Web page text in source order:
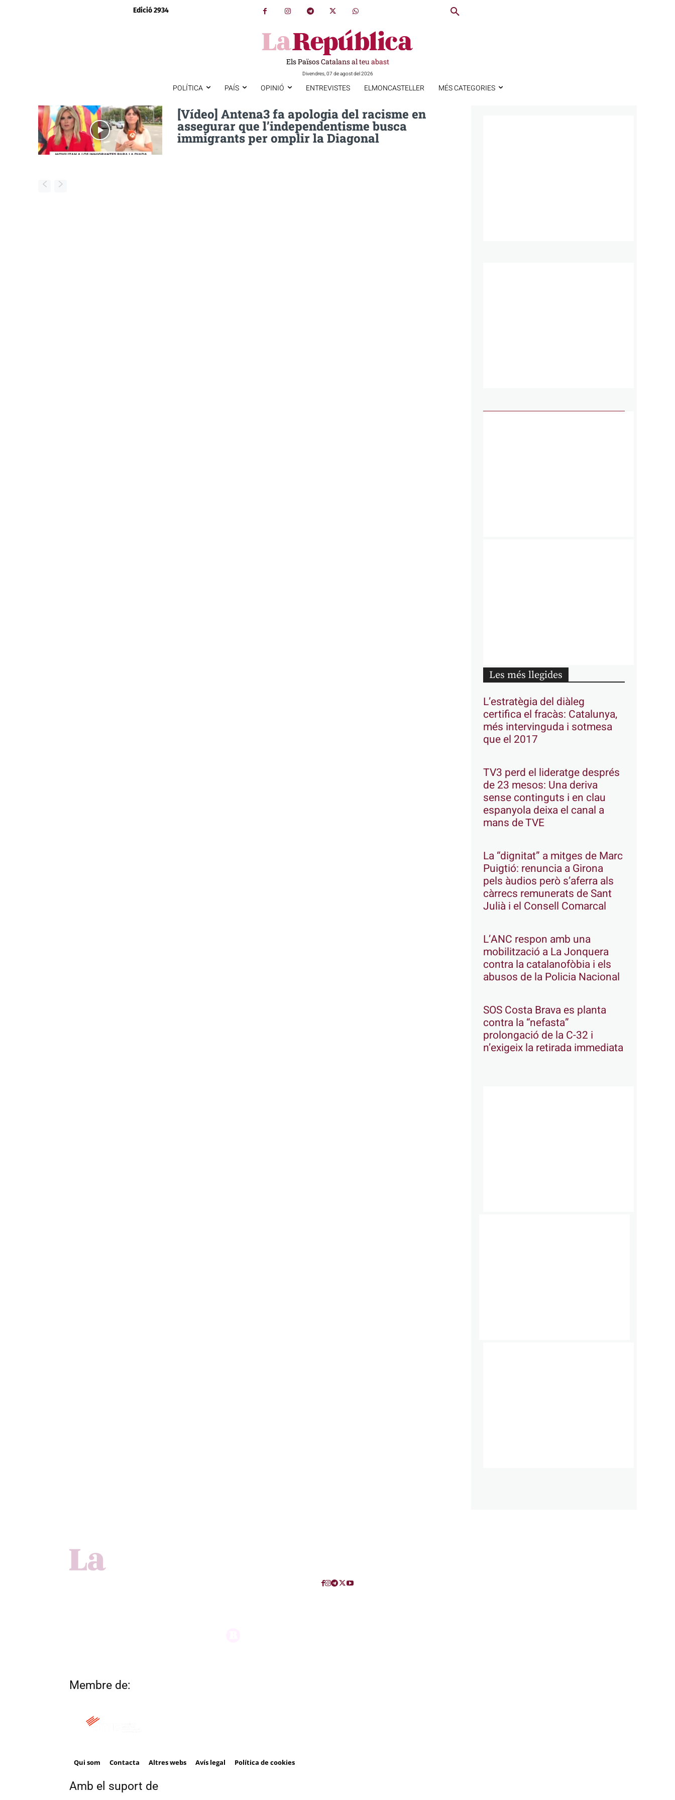
Edició 2934
Els Països Catalans al teu abast
Divendres, 07 de agost del 2026
POLÍTICA PAÍS OPINIÓ ENTREVISTES ELMONCASTELLER MÉS CATEGORIES
[Vídeo] Antena3 fa apologia del racisme en
assegurar que l’independentisme busca
immigrants per omplir la Diagonal
Les més llegides
L’estratègia del diàleg
certifica el fracàs: Catalunya,
més intervinguda i sotmesa
que el 2017
TV3 perd el lideratge després
de 23 mesos: Una deriva
sense continguts i en clau
espanyola deixa el canal a
mans de TVE
La “dignitat” a mitges de Marc
Puigtió: renuncia a Girona
pels àudios però s’aferra als
càrrecs remunerats de Sant
Julià i el Consell Comarcal
L’ANC respon amb una
mobilització a La Jonquera
contra la catalanofòbia i els
abusos de la Policia Nacional
SOS Costa Brava es planta
contra la “nefasta”
prolongació de la C-32 i
n’exigeix la retirada immediata
Membre de:
Qui som Contacta Altres webs Avís legal Política de cookies
Amb el suport de